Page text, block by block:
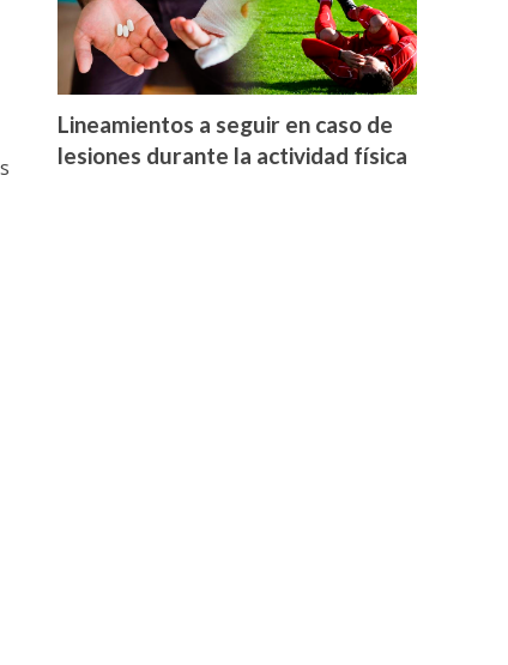
Lineamientos a seguir en caso de
lesiones durante la actividad física